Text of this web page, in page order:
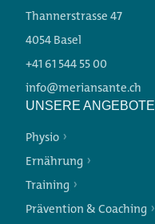
Thannerstrasse 47
4054 Basel
+41 61 544 55 00
info@meriansante.ch
UNSERE ANGEBOTE
Physio
Ernährung
Training
Prävention & Coaching